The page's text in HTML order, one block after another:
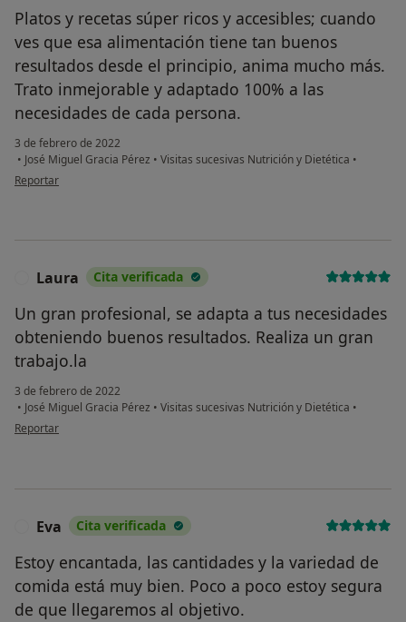
Platos y recetas súper ricos y accesibles; cuando
ves que esa alimentación tiene tan buenos
resultados desde el principio, anima mucho más.
Trato inmejorable y adaptado 100% a las
necesidades de cada persona.
3 de febrero de 2022
• José Miguel Gracia Pérez • Visitas sucesivas Nutrición y Dietética •
en opinión del usuario Sofía
Reportar
Laura Cita verificada
Un gran profesional, se adapta a tus necesidades
obteniendo buenos resultados. Realiza un gran
trabajo.la
3 de febrero de 2022
• José Miguel Gracia Pérez • Visitas sucesivas Nutrición y Dietética •
en opinión del usuario Laura
Reportar
Eva Cita verificada
Estoy encantada, las cantidades y la variedad de
comida está muy bien. Poco a poco estoy segura
de que llegaremos al objetivo.
No, pero lo consideraría
No, y no confío en ello
Continuar